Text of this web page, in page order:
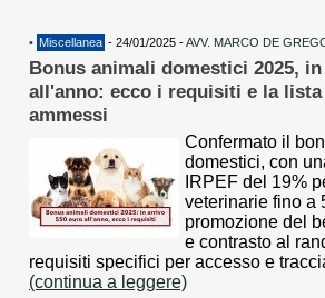
• Miscellanea - 24/01/2025 -AVV. MARCO DE
Bonus animali domestici 2025,
all'anno: ecco i requisiti e la
ammessi
Confermato il
domestici, con
IRPEF del 19%
veterinarie fino a
promozione del
e contrasto al
requisiti specifici per accesso e
(continua a leggere)